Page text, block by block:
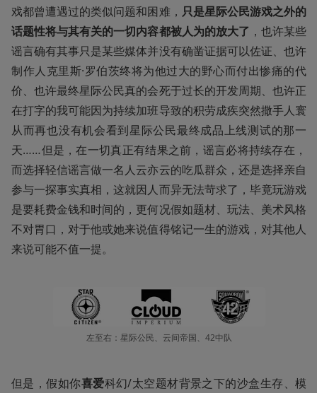
戏都曾遭遇过的类似问题和困难， 只是星际公民游戏之外的
话题性将与其有关的一切内容都被人为的放大了 ，也许某些
谣言确有其事只是某些媒体并没有确凿证据可以佐证、也许
制作人克里斯·罗伯茨终将为他过大的野心而付出惨痛的代
价、也许最终星际公民真的会死于过长的开发周期、也许正
在打字的我可能因为持续加班导致的积劳成疾突然撒手人寰
从而再也没有机会看到星际公民最终成品上线测试的那一
天……但是，在一切真正有结果之前，谣言必将持续存在，
而选择轻信谣言做一名人云亦云的吃瓜群众，还是选择亲自
参与一探事实真相，这就因人而异无法苛求了，毕竟玩游戏
是要耗费金钱和时间的，更何况假如题材、玩法、美术风格
不对胃口，对于他或她来说值得铭记一生的游戏，对其他人
来说可能不值一提。
左至右：星际公民、云间帝国、42中队
但是，假如你喜爱科幻/太空题材背景之下的沙盒生存、模